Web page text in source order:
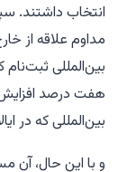
انتخاب داشتند.
مداوم علاقه از
بین‌المللی
هفت درصد
بین‌المللی که در
و با این حال،